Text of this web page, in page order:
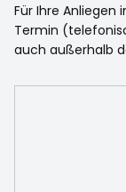
Für Ihre Anliegen
Termin
auch außerhalb